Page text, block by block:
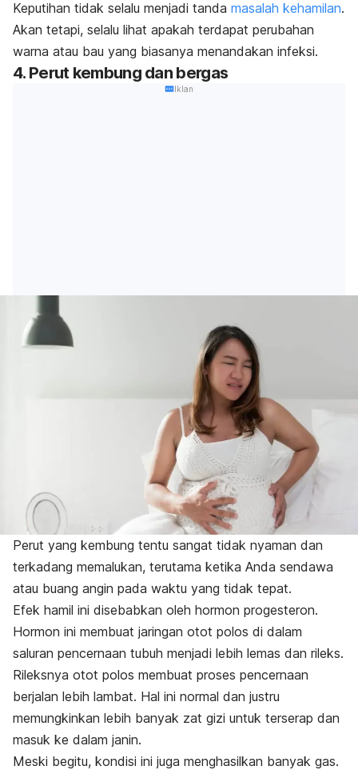
Keputihan tidak selalu menjadi tanda masalah kehamilan.
Akan tetapi, selalu lihat apakah terdapat perubahan
warna atau bau yang biasanya menandakan infeksi.
4. Perut kembung dan bergas
Iklan
Perut yang kembung tentu sangat tidak nyaman dan
terkadang memalukan, terutama ketika Anda sendawa
atau buang angin pada waktu yang tidak tepat.
Efek hamil ini disebabkan oleh hormon progesteron.
Hormon ini membuat jaringan otot polos di dalam
saluran pencernaan tubuh menjadi lebih lemas dan rileks.
Rileksnya otot polos membuat proses pencernaan
berjalan lebih lambat. Hal ini normal dan justru
memungkinkan lebih banyak zat gizi untuk terserap dan
masuk ke dalam janin.
Meski begitu, kondisi ini juga menghasilkan banyak gas.